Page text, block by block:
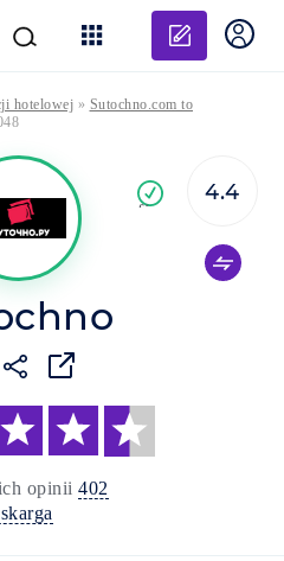
Dodaj
hotelowej » Sutochno.com to
opinii 402
4.4
firma